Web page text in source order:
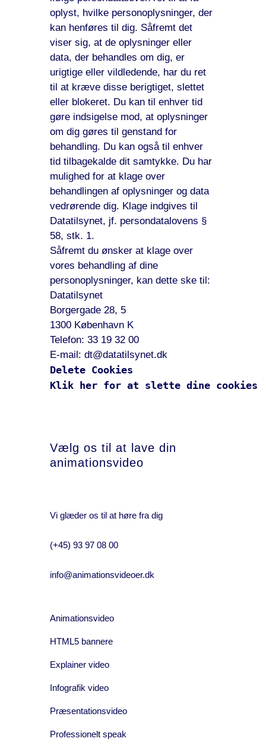
oplyst, hvilke personoplysninger, der
kan henføres til dig. Såfremt det
viser sig, at de oplysninger eller
data, der behandles om dig, er
urigtige eller vildledende, har du ret
til at kræve disse berigtiget, slettet
eller blokeret. Du kan til enhver tid
gøre indsigelse mod, at oplysninger
om dig gøres til genstand for
behandling. Du kan også til enhver
tid tilbagekalde dit samtykke. Du har
mulighed for at klage over
behandlingen af oplysninger og data
vedrørende dig. Klage indgives til
Datatilsynet, jf. persondatalovens §
58, stk. 1.
Såfremt du ønsker at klage over
vores behandling af dine
personoplysninger, kan dette ske til:
Datatilsynet
Borgergade 28, 5
1300 København K
Telefon: 33 19 32 00
E-mail: dt@datatilsynet.dk
Delete Cookies
Klik her for at slette dine cookies
Vælg os til at lave din
animationsvideo
Vi glæder os til at høre fra dig
(+45) 93 97 08 00
info@animationsvideoer.dk
Animationsvideo
HTML5 bannere
Explainer video
Infografik video
Præsentationsvideo
Professionelt speak